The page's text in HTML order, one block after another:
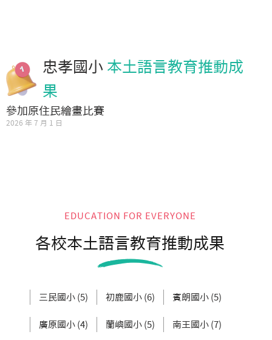
忠孝國小 本土語言教育推動成
果
參加原住民繪畫比賽
2026 年 7 月 1 日
EDUCATION FOR EVERYONE
各校本土語言教育推動成果
三民國小 (5) 初鹿國小 (6) 賓朗國小 (5)
廣原國小 (4) 蘭嶼國小 (5) 南王國小 (7)